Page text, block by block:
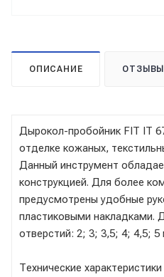
ОПИСАНИЕ ОТЗЫВЫ
Дырокол-пробойник FIT IT
отделке кожаных,
Данный инструмент
конструкцией. Для более
предусмотрены удобные
пластиковыми накладками.
отверстий: 2; 3; 3,5; 4; 4,5;
Технические